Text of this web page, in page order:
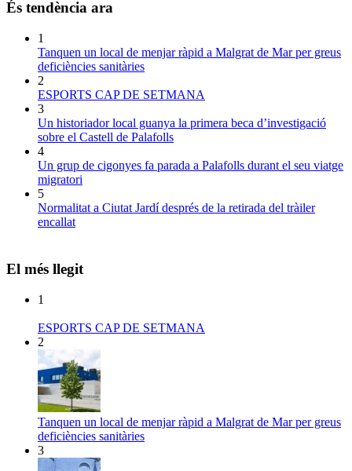
És tendència ara
1
Tanquen un local de menjar ràpid a Malgrat de Mar per greus
deficiències sanitàries
2
ESPORTS CAP DE SETMANA
3
Un historiador local guanya la primera beca d’investigació
sobre el Castell de Palafolls
4
Un grup de cigonyes fa parada a Palafolls durant el seu viatge
migratori
5
Normalitat a Ciutat Jardí després de la retirada del tràiler
encallat
El més llegit
1
ESPORTS CAP DE SETMANA
2
Tanquen un local de menjar ràpid a Malgrat de Mar per greus
deficiències sanitàries
3